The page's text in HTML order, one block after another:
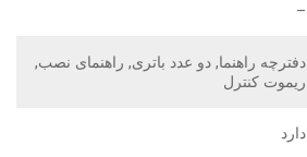
–
دفترچه راهنما, دو عدد باتری, راهنمای نصب,
ریموت کنترل
دارد